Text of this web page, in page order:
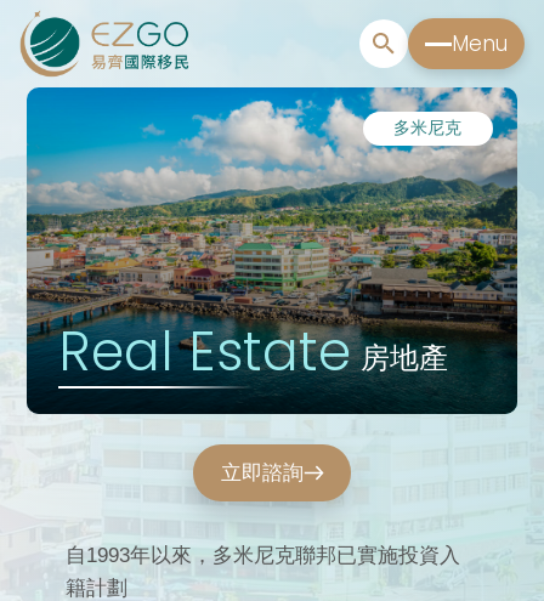
Menu
多米尼克
Real Estate 房地產
立即諮詢
自1993年以來，多米尼克聯邦已實施投資入
籍計劃